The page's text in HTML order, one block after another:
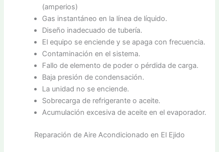
(amperios)
Gas instantáneo en la línea de líquido.
Diseño inadecuado de tubería.
El equipo se enciende y se apaga con frecuencia.
Contaminación en el sistema.
Fallo de elemento de poder o pérdida de carga.
Baja presión de condensación.
La unidad no se enciende.
Sobrecarga de refrigerante o aceite.
Acumulación excesiva de aceite en el evaporador.
Reparación de Aire Acondicionado en El Ejido